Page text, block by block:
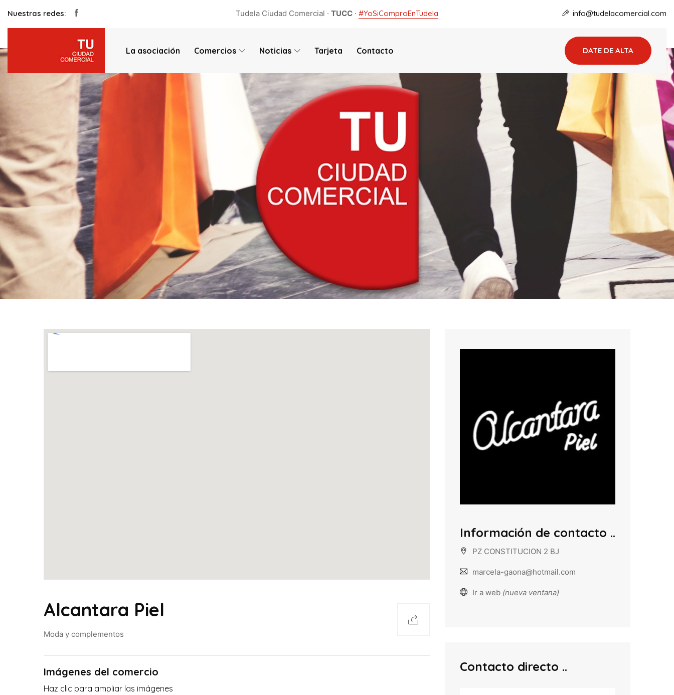
Nuestras redes: Tudela Ciudad Comercial · TUCC · #YoSiComproEnTudela info@tudelacomercial.com
La asociación Comercios Noticias Tarjeta Contacto DATE DE ALTA
Alcantara Piel
Moda y complementos
Imágenes del comercio
Haz clic para ampliar las imágenes
Información de contacto
PZ CONSTITUCION 2 BJ
marcela-gaona@hotmail.com
Ir a web (nueva ventana)
Contacto directo